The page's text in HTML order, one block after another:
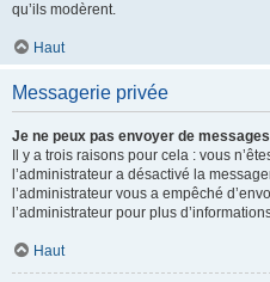
qu’ils modèrent.
Haut
Messagerie privée
Je ne peux pas envoyer de
Il y a trois raisons pour cela : vous
l’administrateur a désactivé la
l’administrateur vous a empêché
l’administrateur pour plus
Haut